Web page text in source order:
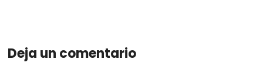
Deja un comentario